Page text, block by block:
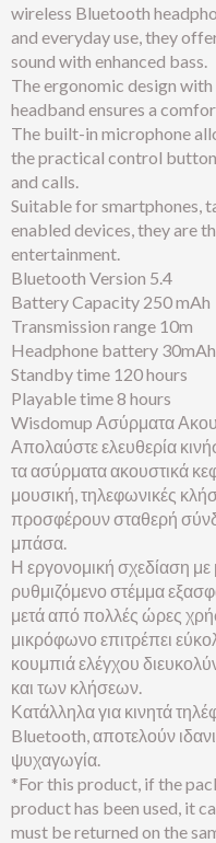
wireless Bluetooth
and everyday use, they
sound with enhanced bass.
The ergonomic design
headband ensures a
The built-in microphone
the practical control
and calls.
Suitable for smartphones,
enabled devices, they are
entertainment.
Bluetooth Version 5.4
Battery Capacity 250 mAh
Transmission range 10m
Headphone battery 30mAh
Standby time 120 hours
Playable time 8 hours
Wisdomup Ασύρματα
Απολαύστε ελευθερία
τα ασύρματα ακουστικά
μουσική, τηλεφωνικές
προσφέρουν σταθερή
μπάσα.
Η εργονομική σχεδίαση με
ρυθμιζόμενο στέμμα
μετά από πολλές ώρες
μικρόφωνο επιτρέπει
κουμπιά ελέγχου
και των κλήσεων.
Κατάλληλα για κινητά
Bluetooth, αποτελούν
ψυχαγωγία.
*For this product, if the
product has been used, it
must be returned on the